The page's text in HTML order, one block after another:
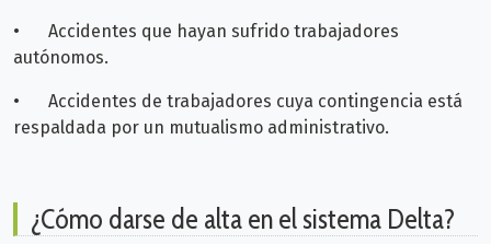
•
Accidentes que hayan sufrido trabajadores
autónomos.
•
Accidentes de trabajadores cuya contingencia está
respaldada por un mutualismo administrativo.
¿Cómo darse de alta en el sistema Delta?